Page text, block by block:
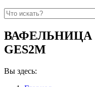
ВАФЕЛЬНИЦА
GES2M
Вы здесь: